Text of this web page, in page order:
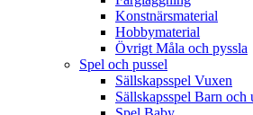
Konstnärsmaterial
Hobbymaterial
Övrigt Måla och pyssla
Spel och pussel
Sällskapsspel Vuxen
Sällskapsspel Barn och